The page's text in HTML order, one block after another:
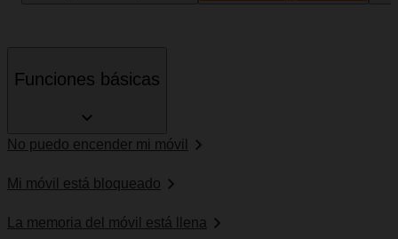
Funciones básicas
No puedo encender mi móvil
Mi móvil está bloqueado
La memoria del móvil está llena